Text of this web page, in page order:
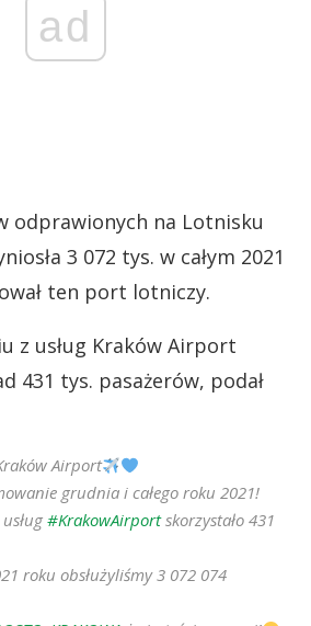
ad
odprawionych na Lotnisku
3 072 tys. w całym 2021
ten port lotniczy.
z usług Kraków Airport
431 tys. pasażerów, podał
Airport
grudnia i całego roku 2021!
#KrakowAirportskorzystało 431
roku obsłużyliśmy 3 072 074